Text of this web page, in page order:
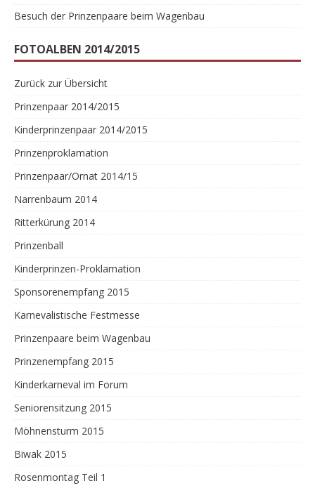
Besuch der Prinzenpaare beim Wagenbau
FOTOALBEN 2014/2015
Zurück zur Übersicht
Prinzenpaar 2014/2015
Kinderprinzenpaar 2014/2015
Prinzenproklamation
Prinzenpaar/Ornat 2014/15
Narrenbaum 2014
Ritterkürung 2014
Prinzenball
Kinderprinzen-Proklamation
Sponsorenempfang 2015
Karnevalistische Festmesse
Prinzenpaare beim Wagenbau
Prinzenempfang 2015
Kinderkarneval im Forum
Seniorensitzung 2015
Möhnensturm 2015
Biwak 2015
Rosenmontag Teil 1